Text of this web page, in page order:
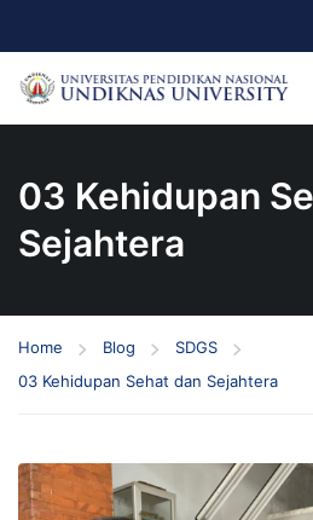
03 Kehidupan
Sejahtera
Home Blog
SDGS
03 Kehidupan Sehat dan Sejahtera